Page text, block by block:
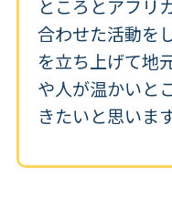
ところとアフリ
合わせた活動を
を立ち上げて地
や人が温かいと
きたいと思います